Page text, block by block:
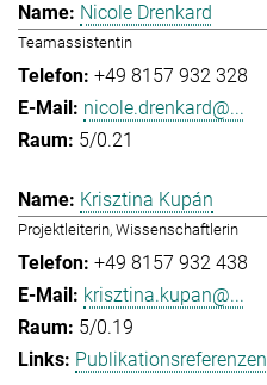
Nicole Drenkard
Teamassistentin
+49 8157 932 328
nicole.drenkard@...
5/0.21
Krisztina Kupán
Projektleiterin, Wissenschaftlerin
+49 8157 932 438
krisztina.kupan@...
5/0.19
Publikationsreferenzen